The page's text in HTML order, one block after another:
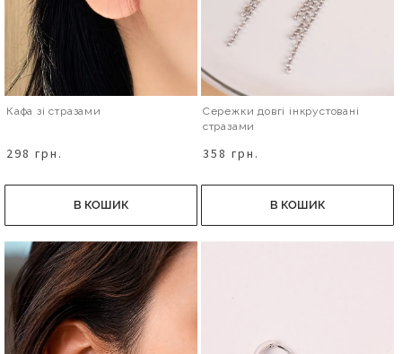
Кафа зі стразами
298 грн.
В КОШИК
Сережки довгі інкрустовані
стразами
358 грн.
В КОШИК